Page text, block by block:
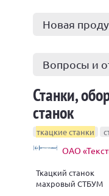
Новая
Вопросы и
Станки,
станок
ткацкие станки
ОАО
Ткацкий станок
махровый СТБУМ